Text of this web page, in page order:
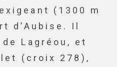
(1300 m
d’Aubise. Il
Lagréou, et
(croix 278),